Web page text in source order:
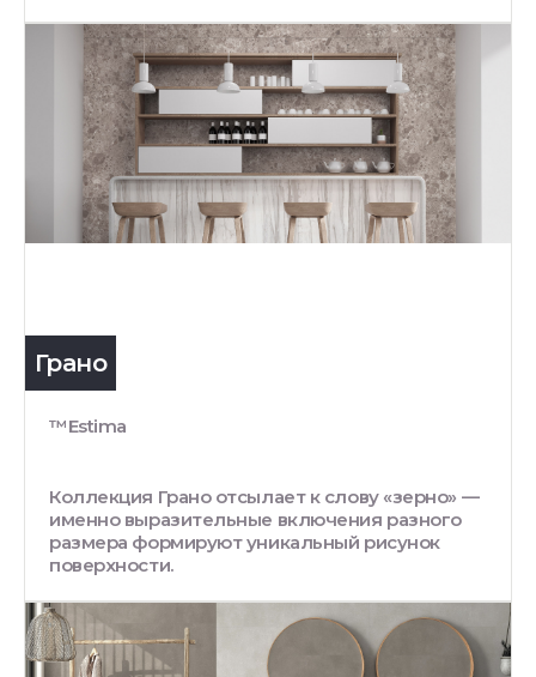
Грано
™Estima
Коллекция Грано отсылает к слову «зерно» —
именно выразительные включения разного
размера формируют уникальный рисунок
поверхности.